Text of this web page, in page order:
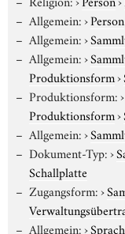
Allgemein:›Person
Allgemein:›
Allgemein:›
Produktionsform›
Produktionsform:›
Produktionsform›
Allgemein:›
Dokument-Typ:›
Schallplatte
Zugangsform:›
Allgemein:›